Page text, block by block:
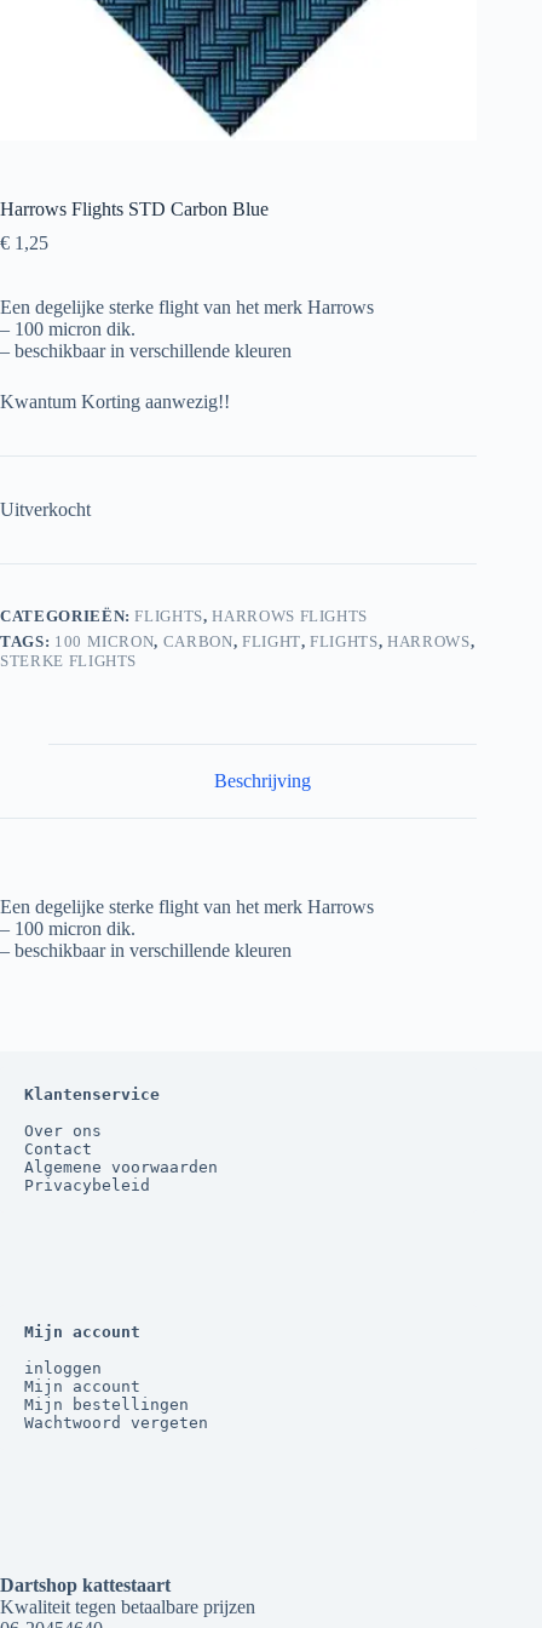
Harrows Flights STD Carbon Blue
€ 1,25
Een degelijke sterke flight van het merk Harrows
– 100 micron dik.
– beschikbaar in verschillende kleuren
Kwantum Korting aanwezig!!
Uitverkocht
CATEGORIEËN:FLIGHTS,HARROWS FLIGHTS
TAGS: 100 MICRON, CARBON, FLIGHT,FLIGHTS,HARROWS,
STERKE FLIGHTS
Beschrijving
Een degelijke sterke flight van het merk Harrows
– 100 micron dik.
– beschikbaar in verschillende kleuren
Klantenservice
Over ons
Contact
Algemene voorwaarden
Privacybeleid
Mijn account
inloggen
Mijn account
Mijn bestellingen
Wachtwoord vergeten
Dartshop kattestaart
Kwaliteit tegen betaalbare prijzen